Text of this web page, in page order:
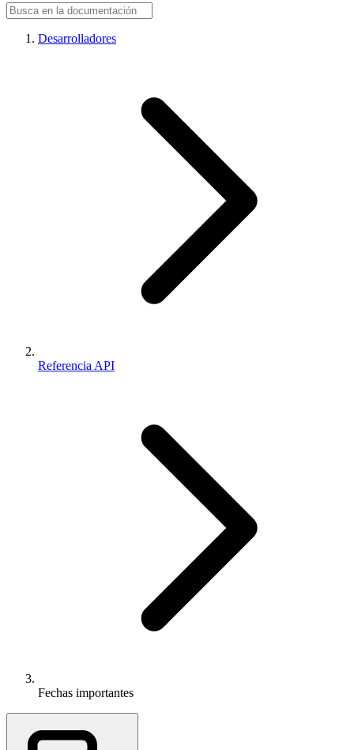
Desarrolladores
Referencia API
Fechas importantes